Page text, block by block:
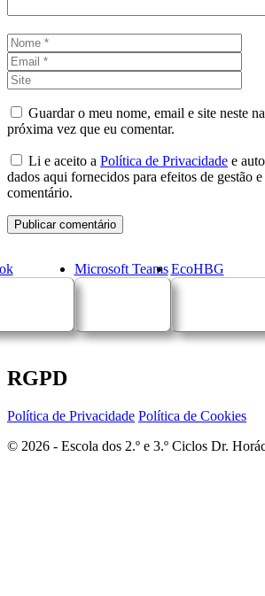
Nome
Guardar o meu nome, email e site neste
próxima vez que eu comentar.
Li e aceito a Política de Privacidade e
dados aqui fornecidos para efeitos de gestão
comentário.
Microsoft Teams EcoHBG
RGPD
Política de Privacidade Política de Cookies
© 2026 - Escola dos 2.º e 3.º Ciclos Dr.